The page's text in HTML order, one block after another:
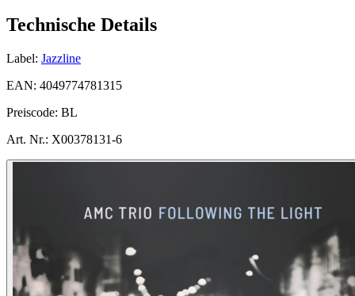
Technische Details
Label: Jazzline
EAN: 4049774781315
Preiscode: BL
Art. Nr.: X00378131-6